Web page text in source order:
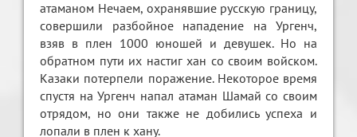
атаманом Нечаем, охранявшие русскую границу,
совершили разбойное нападение на Ургенч,
взяв в плен 1000 юношей и девушек. Но на
обратном пути их настиг хан со своим войском.
Казаки потерпели поражение. Некоторое время
спустя на Ургенч напал атаман Шамай со своим
отрядом, но они также не добились успеха и
лопали в плен к хану.